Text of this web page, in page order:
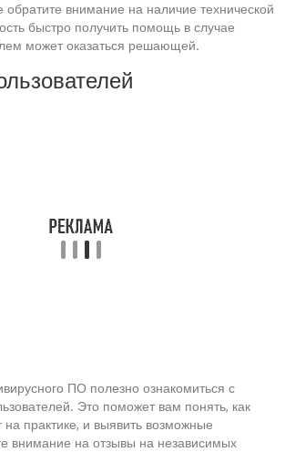
внимание на наличие технической
быстро получить помощь в случае
может оказаться решающей.
ПО полезно ознакомиться с
Это поможет вам понять, как
практике, и выявить возможные
внимание на отзывы на независимых